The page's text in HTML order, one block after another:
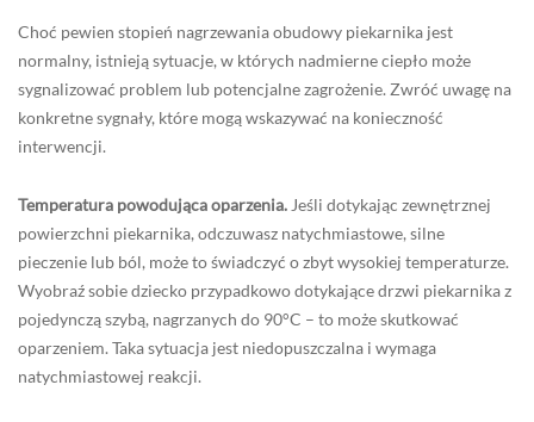
Choć pewien stopień nagrzewania obudowy piekarnika jest
normalny, istnieją sytuacje, w których nadmierne ciepło może
sygnalizować problem lub potencjalne zagrożenie. Zwróć uwagę na
konkretne sygnały, które mogą wskazywać na konieczność
interwencji.
Temperatura powodująca oparzenia. Jeśli dotykając zewnętrznej
powierzchni piekarnika, odczuwasz natychmiastowe, silne
pieczenie lub ból, może to świadczyć o zbyt wysokiej temperaturze.
Wyobraź sobie dziecko przypadkowo dotykające drzwi piekarnika z
pojedynczą szybą, nagrzanych do 90°C – to może skutkować
oparzeniem. Taka sytuacja jest niedopuszczalna i wymaga
natychmiastowej reakcji.